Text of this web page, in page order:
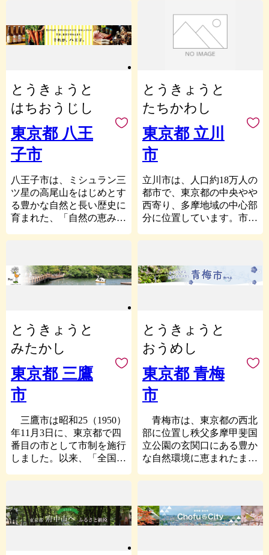
一面を継承しています。
の拠点として、「すみだ北
斎美術館」を開設しまし
斎作品の収集、北斎をテー
マとしたアートプロジェク
トのほか、すみだトリフォ
ニーホールの大規模修繕工
事やその他音楽事業など墨
田区の文化芸術関連事業へ
幅広く活用させていただき
ます。皆さまのご支援をよ
ろしくお願いいたします。
【すみだの夢応援助成事業
実施中】
ドファンディングの機会を
提供し、みなさんがふるさ
と納税で応援（寄付）でき
集まった寄付金は、全額プ
ロジェクトの実施団体へ助
成金として交付されます。
皆さまのご支援をよろしく
お願いいたします。
は、タモリさんが就任され
ています。
都市化が進み、今では広
りましたが、元気な子ども
たちが暮らすまちであるこ
とには昔も今も変わりあり
ません。区では、園庭のな
い保育所に通う子どもたち
が思い切り遊べる広い公園
までバスの送迎を行ってい
ます。その名は「ヒーロー
バス！」。ヒーローバスが
元気な子どもたちを乗せて
毎日のように区内を走りま
わる姿は、都会ならではの
史」と「都会の風景」とが
共存する目黒区を知ってい
す。
ご寄付の受入事業として
様々な寄付メニューをご用
意しています。ご寄付いた
だいた区外にお住まいのか
たには、お礼の品をご用意
ぜひ、目黒区の取組みを
ご理解いただき、多くの皆
さまのご支援をお待ちして
おります。
いく。そのような社会をめ
ざしています。
できる制度」、「自分の意
思で応援したい自治体を選
ぶことができる制度」とし
て創設されました。（総務
省「ふるさと納税ポータル
サイト」より）。
頂いた寄附によって、子育
てを支える、みどりを守
る、高齢者の生活を助ける
等、寄附先の自治体のさま
ざまな取組みが支えられて
皆さまに、世田谷区のこの
とに繋がり、地域に幸せの
輪を広げることができま
す。
世田谷区では、福祉・子ど
も・みどりなど12の基金を
中心に寄附先を選んでいた
だいています。皆さまに、
興味のある取組みを選んで
いただき、その善意が積み
重なって、取組みが進み、
世田谷のまち全体が豊かに
なっていく。そんな素敵な
りよいまちづくりを進めま
す。
トが開催されており、昔な
がらの人情味あふれる商店
街や、サブカルチャーの
「聖地」と呼ばれる「中野
ブロードウェイ」など個性
また、警察大学校跡地で
あった中野四丁目地区が
「中野四季の都市（ま
ち）」として生まれ変わ
り、新たなランドマークで
ある「中野四季の森公園」
が進出し、東京の新たな地
域拠点として先進性のある
中野という一面も注目され
ています。
とうきょうと
はちおうじし
東京都 八王
子市
八王子市は、ミシュラン三
ツ星の高尾山をはじめとす
る豊かな自然と長い歴史に
育まれた、「自然の恵みと
まちなかでは、おまつりや
イベント、個性的なお店が
と思うほどの自然がすぐそ
ばにあります。
さらに、21の大学・専門学
校・高専で約9万人の学生
が学ぶ、全国有数の「学生
のまち」としても知られて
八王子市のふるさと納税で
は、寄附者の皆様に感謝の
気持ちをお伝えするため、
品」に加え、五感で楽しむ
「体験型返礼品」をご用意
とうきょうと
たちかわし
東京都 立川
市
立川市は、人口約18万人の
都市で、東京都の中央やや
西寄り、多摩地域の中心部
分に位置しています。市域
水の清流が流れ、
都市農業や武蔵野の雑木林
楽しむことができる都会の
オアシス、国営昭和記念公
園をはじめ、国立国語研究
所、国立極地研究所や
立川広域防災基地などが存
在し、中央南寄りには、東
線が走り、東京駅からは、
特別快速電車で40分です。
また、JR青梅線、南武線
が乗入れ、多摩都市モノレ
平均乗車人員が多摩地域で
最も多い交通の要衝となっ
とうきょうと
みたかし
東京都 三鷹
市
三鷹市は昭和25（1950）
年11月3日に、東京都で四
番目の市として市制を施行
しました。以来、「全国の
に組織した市民団体である
住民協議会が、自ら管理運
とうきょうと
おうめし
東京都 青梅
市
青梅市は、東京都の西北
部に位置し秩父多摩甲斐国
立公園の玄関口にある豊か
な自然環境に恵まれたまち
く多摩川は、首都圏におけ
る観光・レクリエーション